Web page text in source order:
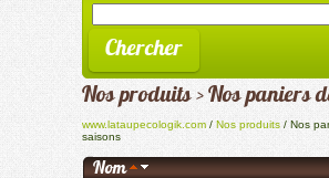
Chercher
Nos produits > Nos paniers
www.lataupecologik.com / Nos produits / Nos
saisons
Nom